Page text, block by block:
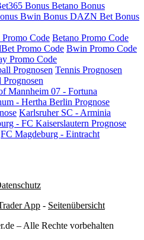
Bonus Betano Bonus
Bwin Bonus DAZN Bet Bonus
Code Betano Promo Code
Promo Code Bwin Promo Code
Promo Code
Prognosen Tennis Prognosen
Mannheim 07 - Fortuna
- Hertha Berlin Prognose
Karlsruher SC - Arminia
- FC Kaiserslautern Prognose
FC Magdeburg - Eintracht
App - Seitenübersicht
– Alle Rechte vorbehalten